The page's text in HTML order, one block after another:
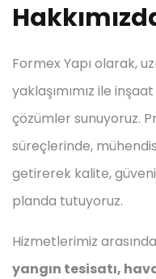
Formex Yapı olarak,
yaklaşımımız ile
çözümler sunuyoruz.
süreçlerinde,
getirerek kalite,
planda tutuyoruz.
Hizmetlerimiz
yangın tesisatı,